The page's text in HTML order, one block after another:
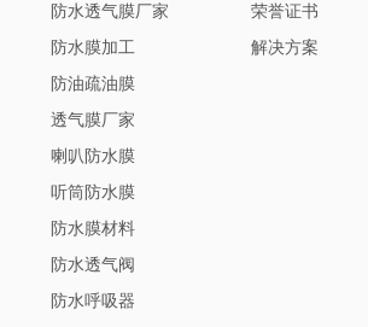
防水透气膜厂家
防水膜加工
防油疏油膜
透气膜厂家
喇叭防水膜
听筒防水膜
防水膜材料
防水透气阀
防水呼吸器
荣誉证书
解决方案